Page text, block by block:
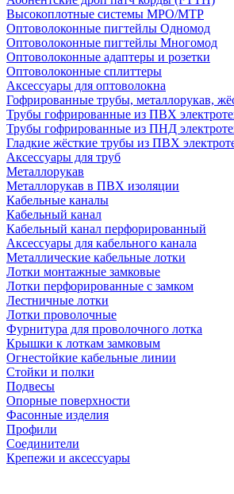
Высокоплотные системы MPO/MTP
Оптоволоконные пигтейлы Одномод
Оптоволоконные пигтейлы Многомод
Оптоволоконные адаптеры и розетки
Оптоволоконные сплиттеры
Аксессуары для оптоволокна
Гофрированные трубы, металлорукав,
Трубы гофрированные из ПВХ
Трубы гофрированные из ПНД
Гладкие жёсткие трубы из ПВХ
Аксессуары для труб
Металлорукав
Металлорукав в ПВХ изоляции
Кабельные каналы
Кабельный канал
Кабельный канал перфорированный
Аксессуары для кабельного канала
Металлические кабельные лотки
Лотки монтажные замковые
Лотки перфорированные с замком
Лестничные лотки
Лотки проволочные
Фурнитура для проволочного лотка
Крышки к лоткам замковым
Огнестойкие кабельные линии
Стойки и полки
Подвесы
Опорные поверхности
Фасонные изделия
Профили
Соединители
Крепежи и аксессуары